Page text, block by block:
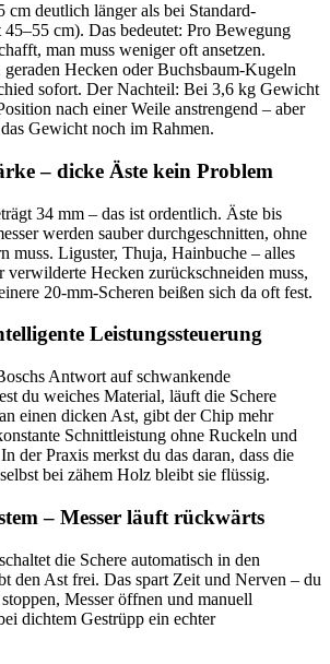
cm deutlich länger als bei Standard-
45–55 cm). Das bedeutet: Pro Bewegung
man muss weniger oft ansetzen.
geraden Hecken oder Buchsbaum-Kugeln
sofort. Der Nachteil: Bei 3,6 kg Gewicht
nach einer Weile anstrengend – aber
Gewicht noch im Rahmen.
– dicke Äste kein Problem
34 mm – das ist ordentlich. Äste bis
werden sauber durchgeschnitten, ohne
muss. Liguster, Thuja, Hainbuche – alles
verwilderte Hecken zurückschneiden muss,
20-mm-Scheren beißen sich da oft fest.
Leistungssteuerung
Antwort auf schwankende
du weiches Material, läuft die Schere
einen dicken Ast, gibt der Chip mehr
Schnittleistung ohne Ruckeln und
der Praxis merkst du das daran, dass die
bei zähem Holz bleibt sie flüssig.
– Messer läuft rückwärts
die Schere automatisch in den
den Ast frei. Das spart Zeit und Nerven – du
Messer öffnen und manuell
dichtem Gestrüpp ein echter